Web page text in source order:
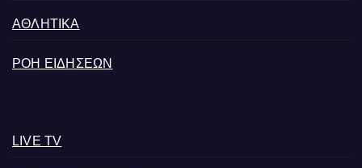
ΑΘΛΗΤΙΚΑ
ΡΟΗ ΕΙΔΗΣΕΩΝ
LIVE TV